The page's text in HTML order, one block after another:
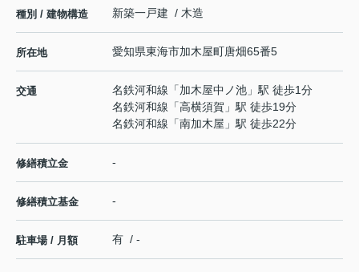
種別 / 建物構造 新築一戸建 / 木造
所在地 愛知県東海市加木屋町唐畑65番5
交通 名鉄河和線 「加木屋中ノ池 」駅 徒歩1分
名鉄河和線 「高横須賀 」駅 徒歩19分
名鉄河和線 「南加木屋 」駅 徒歩22分
修繕積立金 -
修繕積立基金 -
駐車場 / 月額 有 / -